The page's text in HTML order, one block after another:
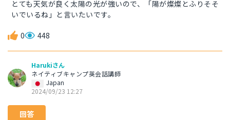
とても天気が良く太陽の光が強いので、「陽が燦燦とふりそそ
いでいるね」と言いたいです。
0 448
Harukiさん
ネイティブキャンプ英会話講師
Japan
2024/09/23 12:27
回答